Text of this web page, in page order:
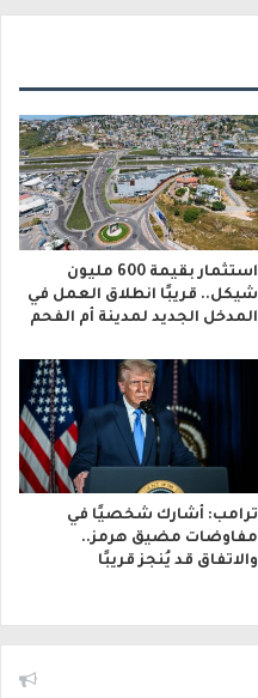
استثمار بقيمة 600 مليون
شيكل.. قريبًا انطلاق العمل في
المدخل الجديد لمدينة أم الفحم
ترامب: أشارك شخصيًا في
مفاوضات مضيق هرمز..
والاتفاق قد يُنجز قريبًا